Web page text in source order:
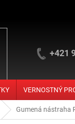
+421
VERNOSTNÝ
Gumená nástraha